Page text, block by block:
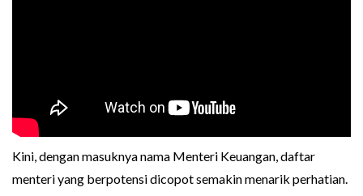
Kini, dengan masuknya nama Menteri Keuangan, daftar
menteri yang berpotensi dicopot semakin menarik perhatian.